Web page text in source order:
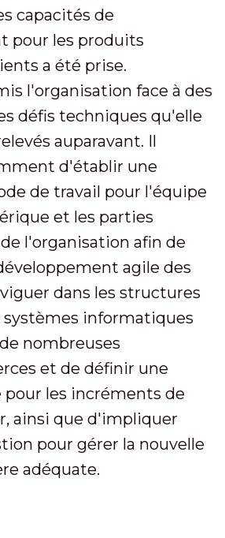
capacités de
pour les produits
a été prise.
l'organisation face à des
défis techniques qu'elle
auparavant. Il
d'établir une
de travail pour l'équipe
et les parties
l'organisation afin de
agile des
dans les structures
systèmes informatiques
nombreuses
et de définir une
les incréments de
ainsi que d'impliquer
pour gérer la nouvelle
adéquate.